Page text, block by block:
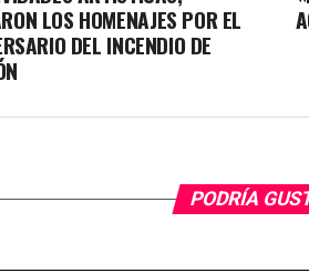
LOS HOMENAJES POR EL
DEL INCENDIO DE
PODRÍA